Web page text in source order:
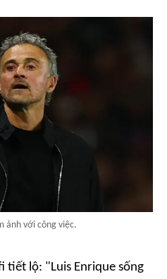
ảnh với công việc.
tiết lộ: "Luis Enrique sống